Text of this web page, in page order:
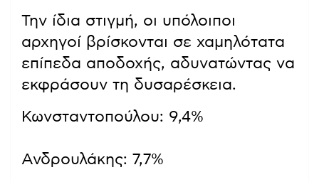
Την ίδια στιγμή, οι υπόλοιποι
αρχηγοί βρίσκονται σε χαμηλότατα
επίπεδα αποδοχής, αδυνατώντας να
εκφράσουν τη δυσαρέσκεια.
Κωνσταντοπούλου: 9,4%
Ανδρουλάκης: 7,7%